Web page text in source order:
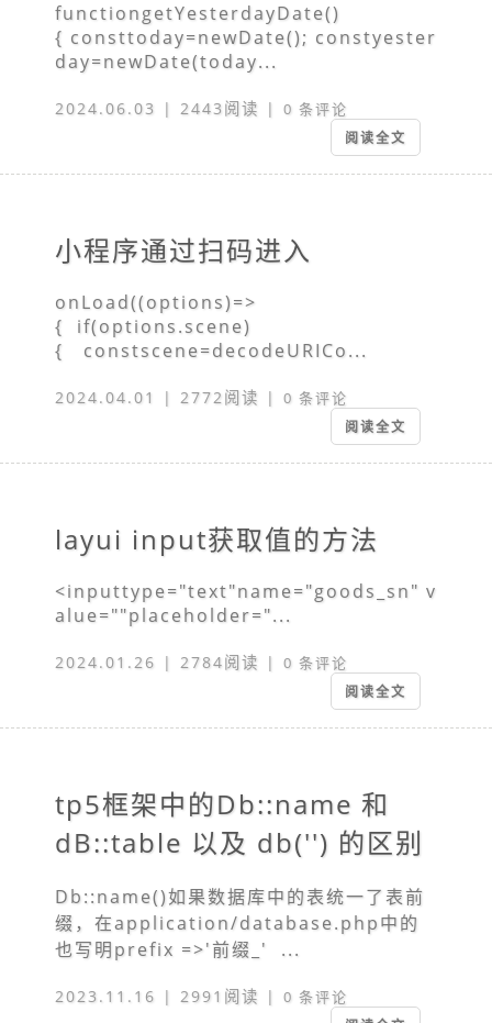
functiongetYesterdayDate()
{ consttoday=newDate(); constyester
day=newDate(today...
2024.06.03 | 2443阅读 | 0 条评论
阅读全文
小程序通过扫码进入
onLoad((options)=>
{ if(options.scene)
{ constscene=decodeURICo...
2024.04.01 | 2772阅读 | 0 条评论
阅读全文
layui input获取值的方法
<inputtype="text"name="goods_sn" v
alue=""placeholder="...
2024.01.26 | 2784阅读 | 0 条评论
阅读全文
tp5框架中的Db::name 和
dB::table 以及 db('') 的区别
Db::name()如果数据库中的表统一了表前
缀，在application/database.php中的
也写明prefix =>'前缀_' ...
2023.11.16 | 2991阅读 | 0 条评论